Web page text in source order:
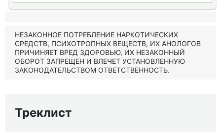
НЕЗАКОННОЕ ПОТРЕБЛЕНИЕ НАРКОТИЧЕСКИХ
СРЕДСТВ, ПСИХОТРОПНЫХ ВЕЩЕСТВ, ИХ АНОЛОГОВ
ПРИЧИНЯЕТ ВРЕД ЗДОРОВЬЮ, ИХ НЕЗАКОННЫЙ
ОБОРОТ ЗАПРЕЩЕН И ВЛЕЧЕТ УСТАНОВЛЕННУЮ
ЗАКОНОДАТЕЛЬСТВОМ ОТВЕТСТВЕННОСТЬ.
Треклист